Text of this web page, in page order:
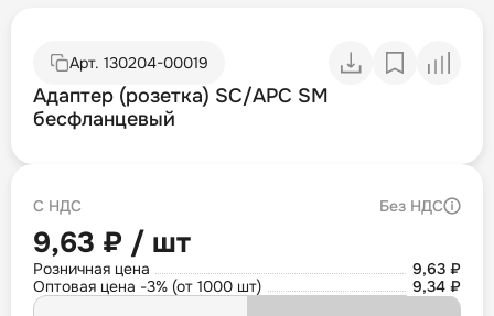
Арт. 130204-00019
Адаптер (розетка) SC/APC SM
бесфланцевый
С НДС Без НДС
9,63 ₽ / шт
Розничная цена
9,63 ₽
Оптовая цена -3% (от 1000 шт)
9,34 ₽